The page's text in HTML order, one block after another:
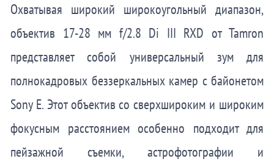
Охватывая широкий широкоугольный диапазон,
объектив 17-28 мм f/2.8 Di III RXD от Tamron
представляет собой универсальный зум для
полнокадровых беззеркальных камер с байонетом
Sony E. Этот объектив со сверхшироким и широким
фокусным расстоянием особенно подходит для
пейзажной съемки, астрофотографии и